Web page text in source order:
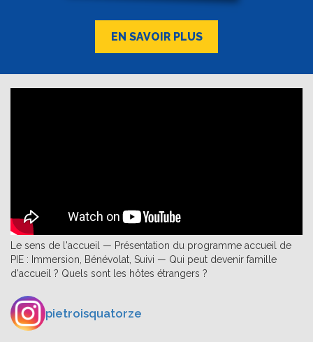
EN SAVOIR PLUS
Le sens de l'accueil — Présentation du programme accueil de
PIE : Immersion, Bénévolat, Suivi — Qui peut devenir famille
d'accueil ? Quels sont les hôtes étrangers ?
pietroisquatorze